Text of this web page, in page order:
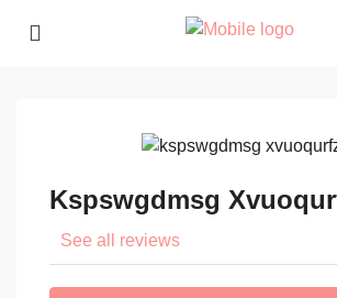
Kspswgdmsg
See all reviews